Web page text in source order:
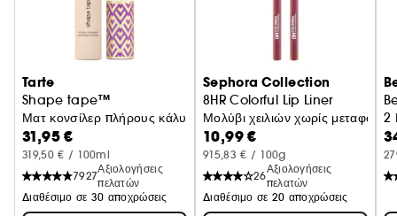
Tarte
Shape tape™
Ματ κονσίλερ πλήρους κάλυψης
31,95 €
319,50 € / 100ml
7927
Αξιολογήσεις
πελατών
Διαθέσιμο σε 30 αποχρώσεις
Sephora Collection
8HR Colorful Lip Liner
Μολύβι χειλιών χωρίς μεταφορά
10,99 €
915,83 € / 100g
26
Αξιολογήσεις
πελατών
Διαθέσιμο σε 20 αποχρώσεις
2